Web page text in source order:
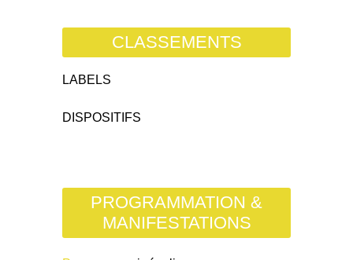
CLASSEMENTS
LABELS
DISPOSITIFS
PROGRAMMATION &
MANIFESTATIONS